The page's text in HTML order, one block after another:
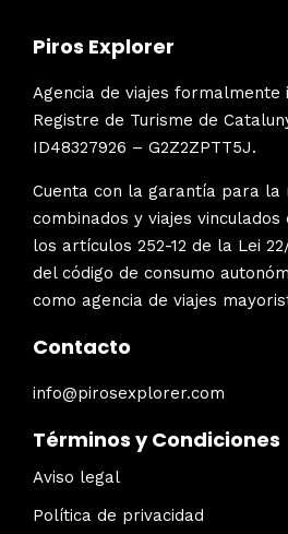
Piros Explorer
Agencia de viajes formalmente
Registre de Turisme de
ID48327926 – G2Z2ZPTT5J.
Cuenta con la garantía para la
combinados y viajes
los artículos 252-12 de la Lei
del código de consumo
como agencia de viajes
Contacto
info@pirosexplorer.com
Términos y Condiciones
Aviso legal
Política de privacidad